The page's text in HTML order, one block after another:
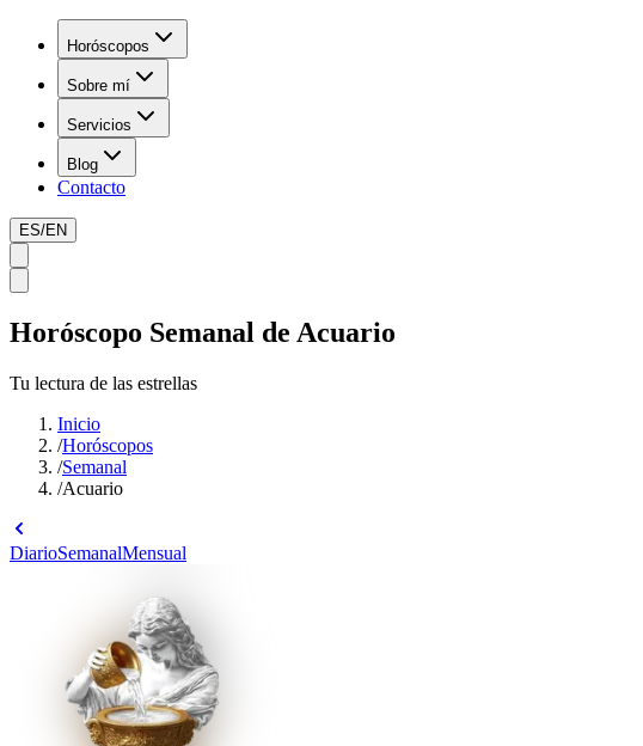
Horóscopos
Sobre mí
Servicios
Blog
Contacto
ES/EN
Horóscopo Semanal de Acuario
Tu lectura de las estrellas
Inicio
/Horóscopos
/Semanal
/Acuario
DiarioSemanalMensual